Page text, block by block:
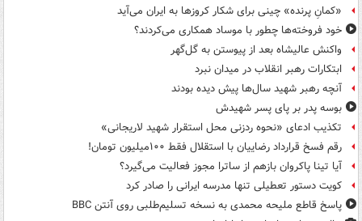
«کمانِ پرنده» چینی برای شکار کروزها به ایران می‌آید
خود فروخته‌ها چطور با موساد همکاری می‌کردند؟
واکنش عالیشاه بعد از پیوستن به گل‌گهر
ابتکارات رهبر انقلاب در میدان نبرد
آنچه رهبر شهید سال‌ها پیش دیده بودند
بوسه‌ پدر بر پای پسر شهیدش
تکذیب ادعای «نحوه ردزنی محل استقرار شهید لاریجانی»
رقم فسخ قرارداد رضاییان با استقلال فقط ۱۰۰میلیون تومان!
آیا تینا پاکروان بازهم از ساترا مجوز فعالیت می‌گیرد؟
کویت دستور تعطیلی تنها مدرسه ایرانی را صادر کرد
پاسخ قاطع ملیحه محمدی به نسخه تسلیم‌طلبی روی آنتن BBC